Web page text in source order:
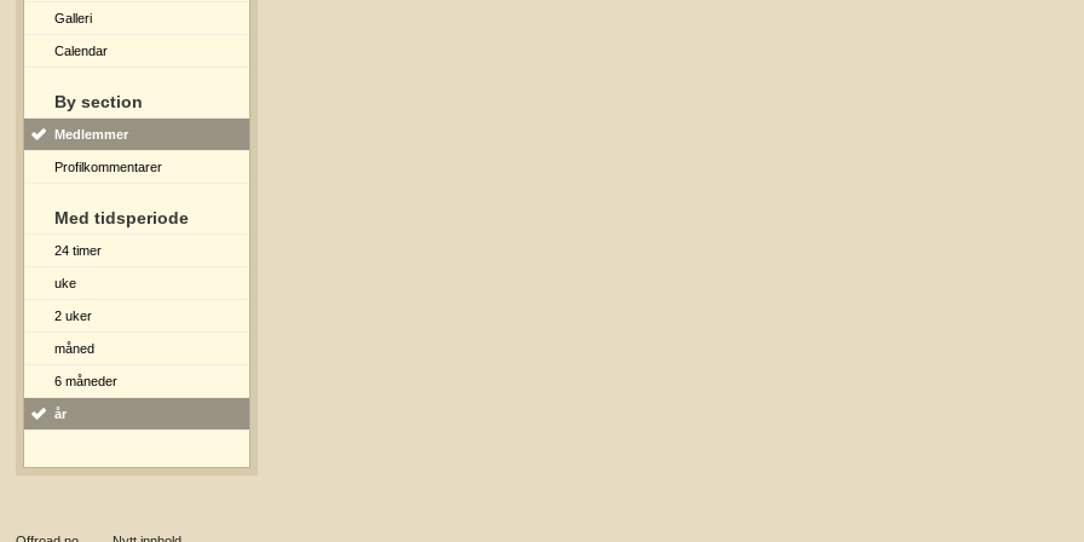
Galleri
Calendar
By section
Medlemmer
Profilkommentarer
Med tidsperiode
24 timer
uke
2 uker
måned
6 måneder
år